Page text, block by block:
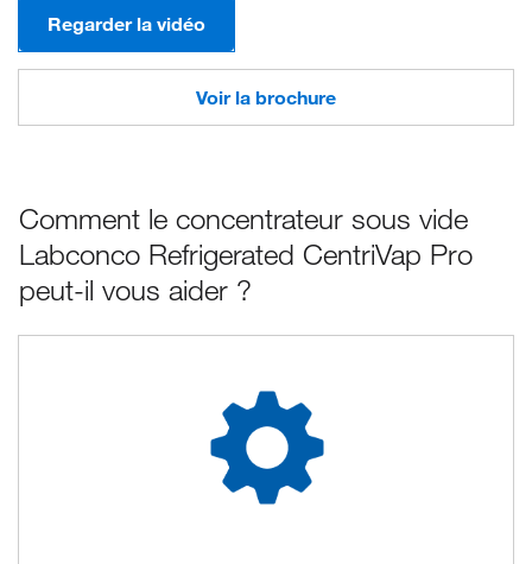
Regarder la vidéo
Voir la brochure
Comment le concentrateur sous vide
Labconco Refrigerated CentriVap Pro
peut-il vous aider ?